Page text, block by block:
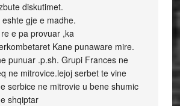
diskutimet.
gje e madhe.
e pa provuar ,ka
Kane punaware mire.
punuar .p.sh. Grupi Frances ne
ne mitrovice.lejoj serbet te vine
serbice ne mitrovie u bene shumic
shqiptar